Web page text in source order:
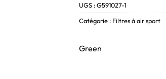
UGS :G591027-1
Catégorie : Filtres à air sport
Green